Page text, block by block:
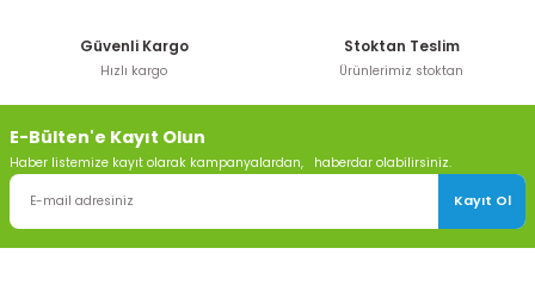
Güvenli Kargo
Hızlı kargo
Stoktan Teslim
Ürünlerimiz stoktan
E-Bülten'e Kayıt Olun
Haber listemize kayıt olarak kampanyalardan, haberdar olabilirsiniz.
Kayıt Ol